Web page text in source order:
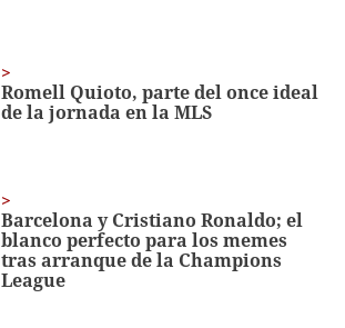
Romell Quioto, parte del once ideal
de la jornada en la MLS
Barcelona y Cristiano Ronaldo; el
blanco perfecto para los memes
tras arranque de la Champions
League